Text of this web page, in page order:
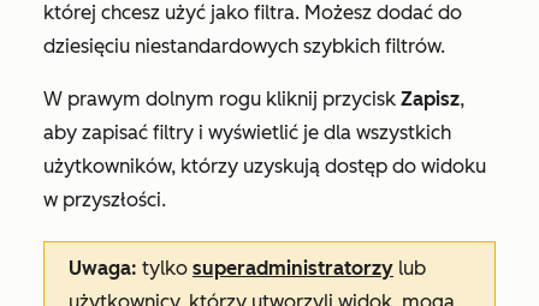
której chcesz użyć jako filtra. Możesz dodać do
dziesięciu niestandardowych szybkich filtrów.
W prawym dolnym rogu kliknij przycisk Zapisz,
aby zapisać filtry i wyświetlić je dla wszystkich
użytkowników, którzy uzyskują dostęp do widoku
w przyszłości.
Uwaga: tylko superadministratorzy lub